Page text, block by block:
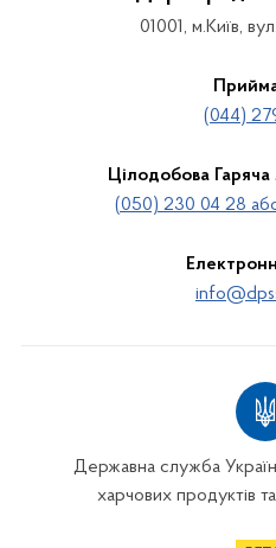
01001, м.Київ,
(044)
Цілодобова Гаряча
(050) 230 04 28
Державна служба
харчових продуктів